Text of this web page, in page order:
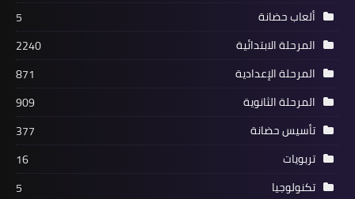
ألعاب حضانة
5
المرحلة الابتدائية
2240
المرحلة الإعدادية
871
المرحلة الثانوية
909
تأسيس حضانة
377
تربويات
16
تكنولوجيا
5